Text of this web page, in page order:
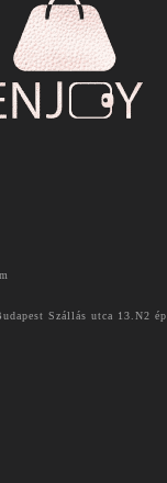
Szállás utca 13.N2 ép.